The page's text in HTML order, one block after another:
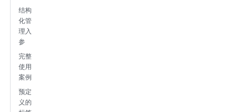
结构
化管
理入
参
完整
使用
案例
预定
义的